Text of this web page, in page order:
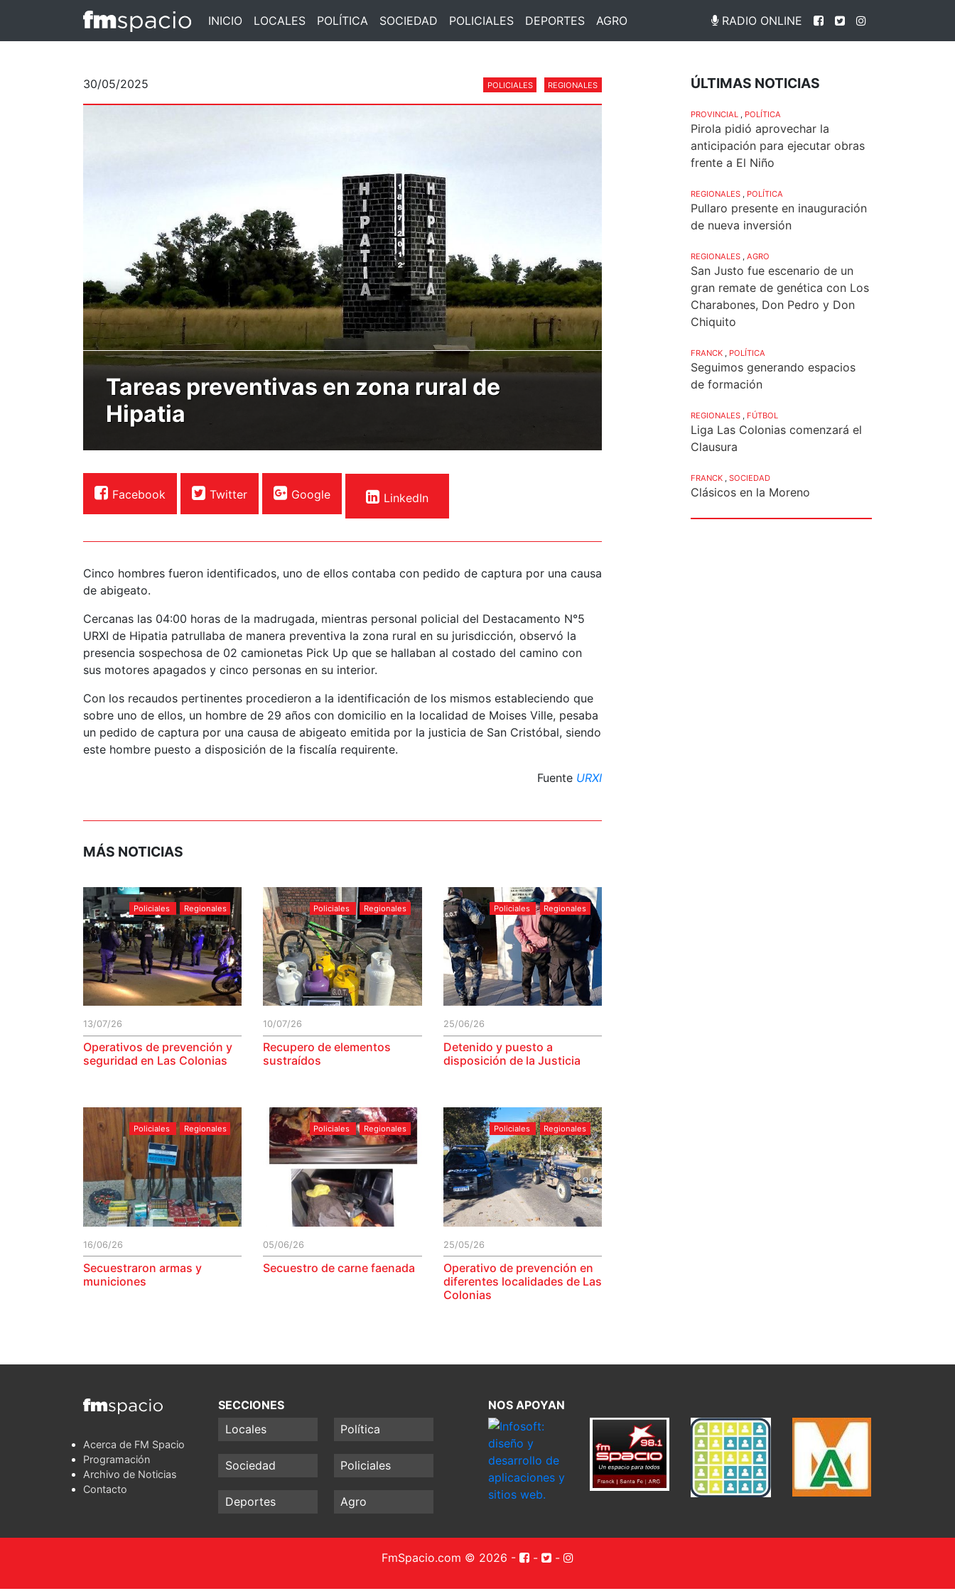
INICIO LOCALES POLÍTICA SOCIEDAD POLICIALES DEPORTES AGRO RADIO ONLINE
30/05/2025 POLICIALES REGIONALES
Tareas preventivas en zona rural de
Hipatia
Facebook Twitter Google LinkedIn
Cinco hombres fueron identificados, uno de ellos contaba con pedido de captura por una causa
de abigeato.
Cercanas las 04:00 horas de la madrugada, mientras personal policial del Destacamento N°5
URXI de Hipatia patrullaba de manera preventiva la zona rural en su jurisdicción, observó la
presencia sospechosa de 02 camionetas Pick Up que se hallaban al costado del camino con
sus motores apagados y cinco personas en su interior.
Con los recaudos pertinentes procedieron a la identificación de los mismos estableciendo que
sobre uno de ellos, un hombre de 29 años con domicilio en la localidad de Moises Ville, pesaba
un pedido de captura por una causa de abigeato emitida por la justicia de San Cristóbal, siendo
este hombre puesto a disposición de la fiscalía requirente.
Fuente URXI
MÁS NOTICIAS
Policiales Regionales
13/07/26
Operativos de prevención y
seguridad en Las Colonias
Policiales Regionales
10/07/26
Recupero de elementos
sustraídos
Policiales Regionales
25/06/26
Detenido y puesto a
disposición de la Justicia
Policiales Regionales
16/06/26
Secuestraron armas y
municiones
Policiales Regionales
05/06/26
Secuestro de carne faenada
Policiales Regionales
25/05/26
Operativo de prevención en
diferentes localidades de Las
Colonias
ÚLTIMAS NOTICIAS
PROVINCIAL POLÍTICA
Pirola pidió aprovechar la
anticipación para ejecutar obras
frente a El Niño
REGIONALES POLÍTICA
Pullaro presente en inauguración
de nueva inversión
REGIONALES AGRO
San Justo fue escenario de un
gran remate de genética con Los
Charabones, Don Pedro y Don
Chiquito
FRANCK POLÍTICA
Seguimos generando espacios
de formación
REGIONALES FÚTBOL
Liga Las Colonias comenzará el
Clausura
FRANCK SOCIEDAD
Clásicos en la Moreno
Acerca de FM Spacio
Programación
Archivo de Noticias
Contacto
SECCIONES
Locales
Política
Sociedad Policiales
Deportes Agro
NOS APOYAN
FmSpacio.com © 2026 - - -